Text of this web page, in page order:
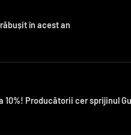
în acest an
10%! Producătorii cer sprijinul